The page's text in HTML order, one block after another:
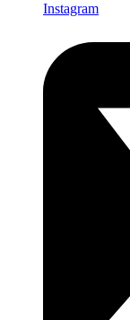
Instagram